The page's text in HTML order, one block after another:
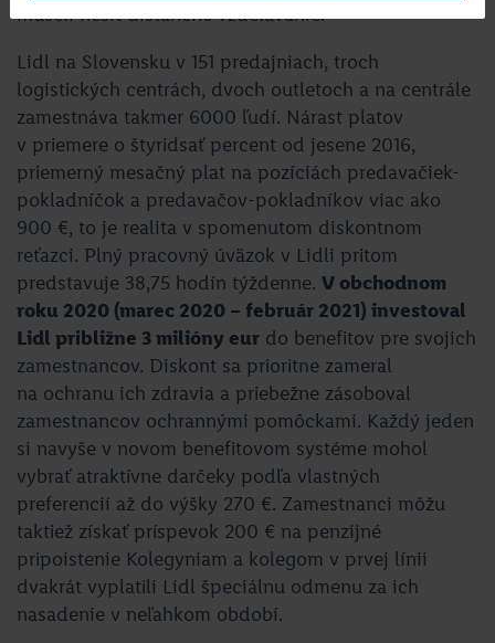
museli riešiť dištančné vzdelávanie.
Lidl na Slovensku v 151 predajniach, troch
logistických centrách, dvoch outletoch a na centrále
zamestnáva takmer 6000 ľudí. Nárast platov
v priemere o štyridsať percent od jesene 2016,
priemerný mesačný plat na pozíciách predavačiek-
pokladníčok a predavačov-pokladníkov viac ako
900 €, to je realita v spomenutom diskontnom
reťazci. Plný pracovný úväzok v Lidli pritom
predstavuje 38,75 hodín týždenne. V obchodnom
roku 2020 (marec 2020 – február 2021) investoval
Lidl približne 3 milióny eur do benefitov pre svojich
zamestnancov. Diskont sa prioritne zameral
na ochranu ich zdravia a priebežne zásoboval
zamestnancov ochrannými pomôckami. Každý jeden
si navyše v novom benefitovom systéme mohol
vybrať atraktívne darčeky podľa vlastných
preferencií až do výšky 270 €. Zamestnanci môžu
taktiež získať príspevok 200 € na penzijné
pripoistenie Kolegyniam a kolegom v prvej línii
dvakrát vyplatili Lidl špeciálnu odmenu za ich
nasadenie v neľahkom období.